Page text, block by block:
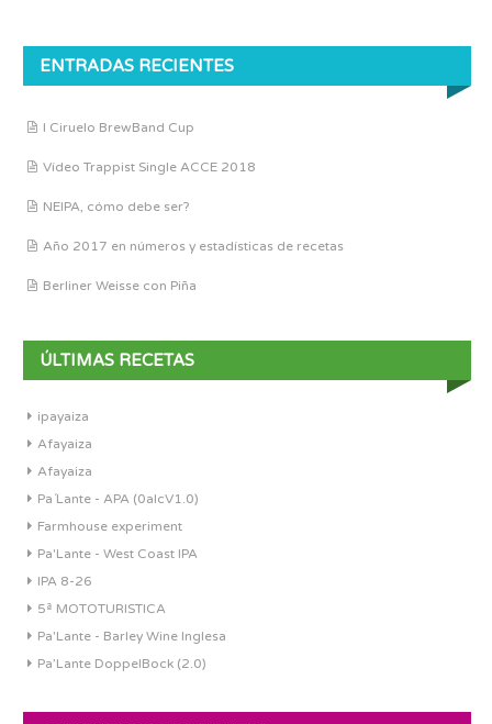
ENTRADAS RECIENTES
I Ciruelo BrewBand Cup
Vídeo Trappist Single ACCE 2018
NEIPA, cómo debe ser?
Año 2017 en números y estadísticas de recetas
Berliner Weisse con Piña
ÚLTIMAS RECETAS
ipayaiza
Afayaiza
Afayaiza
Pa´Lante - APA (0alcV1.0)
Farmhouse experiment
Pa'Lante - West Coast IPA
IPA 8-26
5ª MOTOTURISTICA
Pa'Lante - Barley Wine Inglesa
Pa’Lante DoppelBock (2.0)